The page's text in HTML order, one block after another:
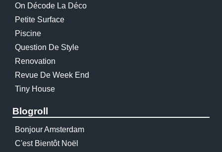
On Décode La Déco
Petite Surface
Piscine
Question De Style
Renovation
Revue De Week End
Tiny House
Blogroll
Bonjour Amsterdam
C'est Bientôt Noël